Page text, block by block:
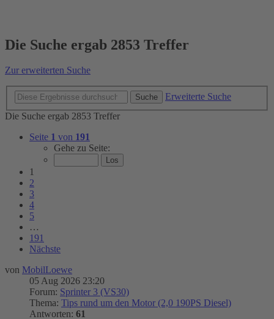
Die Suche ergab 2853 Treffer
Zur erweiterten Suche
Suche
Erweiterte Suche
Die Suche ergab 2853 Treffer
Seite 1 von 191
Gehe zu Seite:
1
2
3
4
5
…
191
Nächste
von MobilLoewe
05 Aug 2026 23:20
Forum: Sprinter 3 (VS30)
Thema: Tips rund um den Motor (2,0 190PS Diesel)
Antworten: 61